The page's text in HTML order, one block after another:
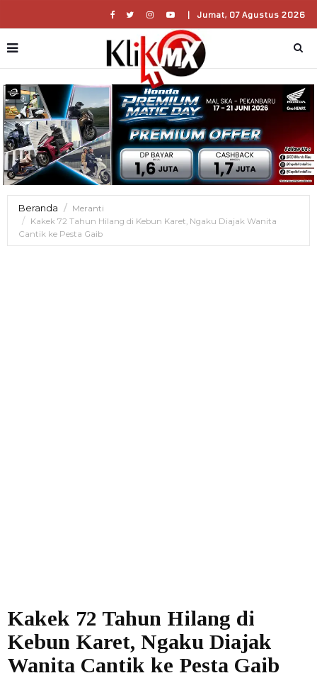
| Jumat, 07 Agustus 2026
Beranda
Meranti
Kakek 72 Tahun Hilang di Kebun Karet, Ngaku Diajak Wanita
Cantik ke Pesta Gaib
Kakek 72 Tahun Hilang di
Kebun Karet, Ngaku Diajak
Wanita Cantik ke Pesta Gaib